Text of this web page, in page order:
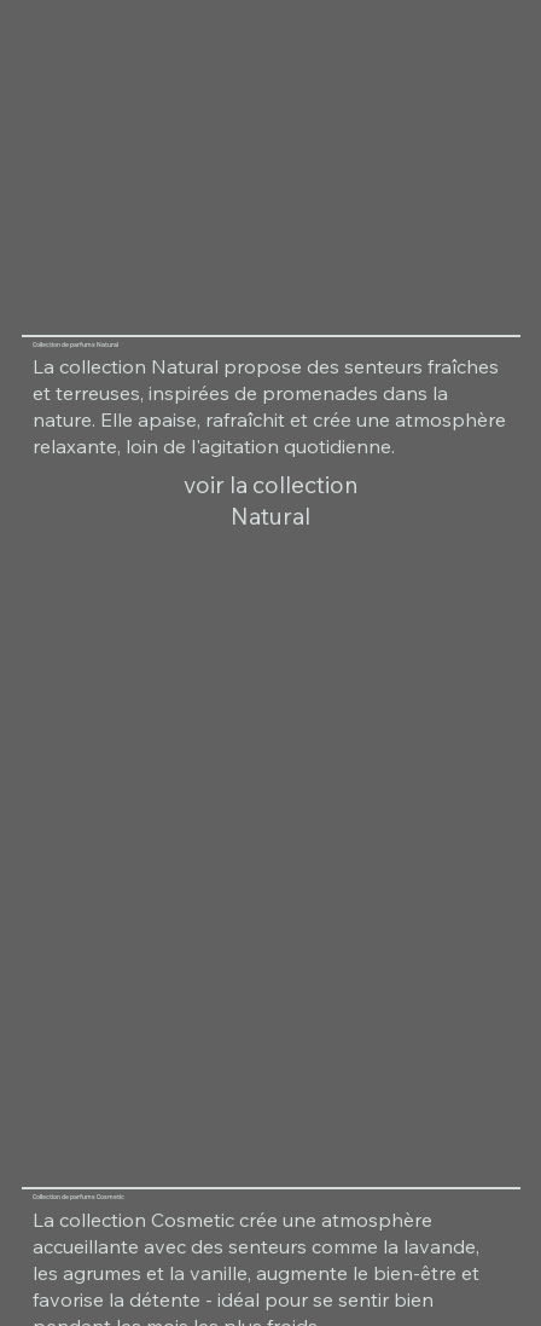
Collection de parfums Natural
La collection Natural propose des senteurs fraîches
et terreuses, inspirées de promenades dans la
nature. Elle apaise, rafraîchit et crée une atmosphère
relaxante, loin de l'agitation quotidienne.
voir la collection
Natural
Collection de parfums Cosmetic
La collection Cosmetic crée une atmosphère
accueillante avec des senteurs comme la lavande,
les agrumes et la vanille, augmente le bien-être et
favorise la détente - idéal pour se sentir bien